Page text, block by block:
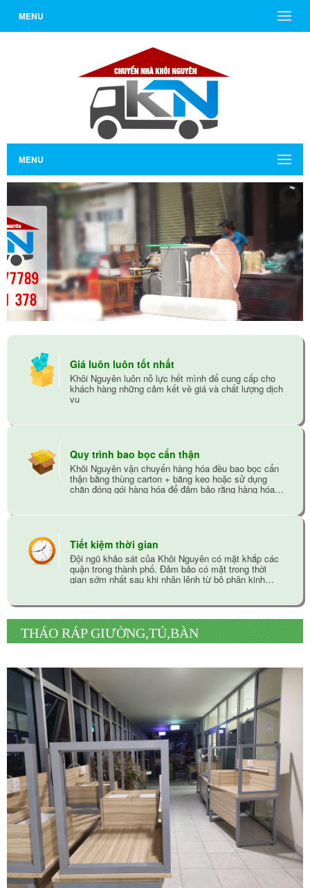
MENU
MENU
Giá luôn luôn tốt nhất
Khôi Nguyên luôn nỗ lực hết mình để cung cấp cho
khách hàng những cảm kết về giá và chất lượng dịch
vụ
Quy trình bao bọc cẩn thận
Khôi Nguyên vận chuyển hàng hóa đều bao bọc cẩn
thận bằng thùng carton + băng keo hoặc sử dụng
chăn đóng gói hàng hóa để đảm bảo rằng hàng hóa
Tiết kiệm thời gian
Đội ngũ khảo sát của Khôi Nguyên có mặt khắp các
quận trong thành phố. Đảm bảo có mặt trong thời
gian sớm nhất sau khi nhận lệnh từ bộ phận kinh
THÁO RÁP GIƯỜNG,TỦ,BÀN